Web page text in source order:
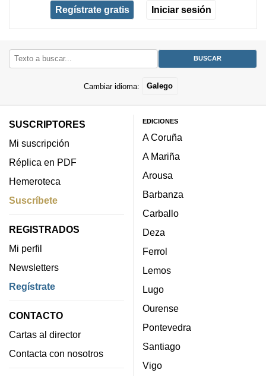
Regístrate gratis Iniciar sesión
Cambiar idioma: Galego
SUSCRIPTORES
Mi suscripción
Réplica en PDF
Hemeroteca
Suscríbete
REGISTRADOS
Mi perfil
Newsletters
Regístrate
CONTACTO
Cartas al director
Contacta con nosotros
EDICIONES
A Coruña
A Mariña
Arousa
Barbanza
Carballo
Deza
Ferrol
Lemos
Lugo
Ourense
Pontevedra
Santiago
Vigo